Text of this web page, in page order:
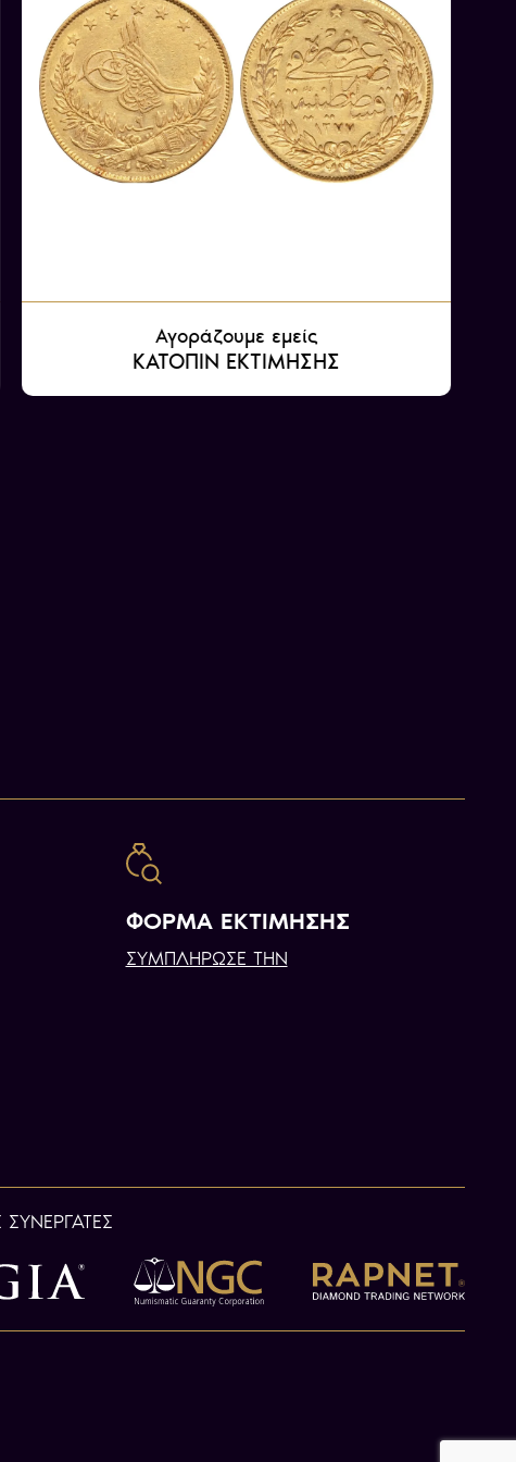
χάσει σχεδόν όλες τις ευρωπαϊκές κτήσεις
συμμετείχε στον Α’ Παγκόσμιο Πόλεμο με
κάτι που συνέβαλε στη συντριβή της
Αγοράζουμε εμείς
ΚΑΤΟΠΙΝ ΕΚΤΙΜΗΣΗΣ
ΦΟΡΜΑ ΕΚΤΙΜΗΣΗΣ
ΣΥΜΠΛΗΡΩΣΕ ΤΗΝ
ΣΥΝΕΡΓΑΤΕΣ